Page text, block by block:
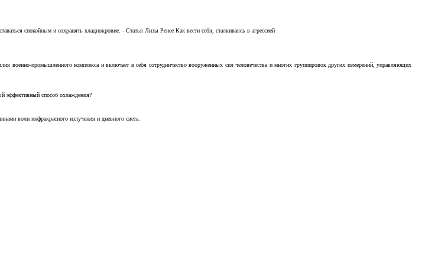
спокойным и сохранять хладнокровие. - Статья Лизы Ренее Как вести себя, сталкиваясь в агрессией
военно-промышленного комплекса и включает в себя сотрудничество вооруженных сил человечества и многих группировок других измерений, управляющих
эффективный способ охлаждения?
волн инфракрасного излучения и дневного света.